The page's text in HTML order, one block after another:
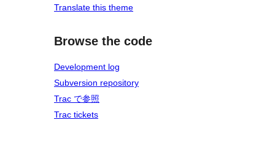
Translate this theme
Browse the code
Development log
Subversion repository
Trac で参照
Trac tickets